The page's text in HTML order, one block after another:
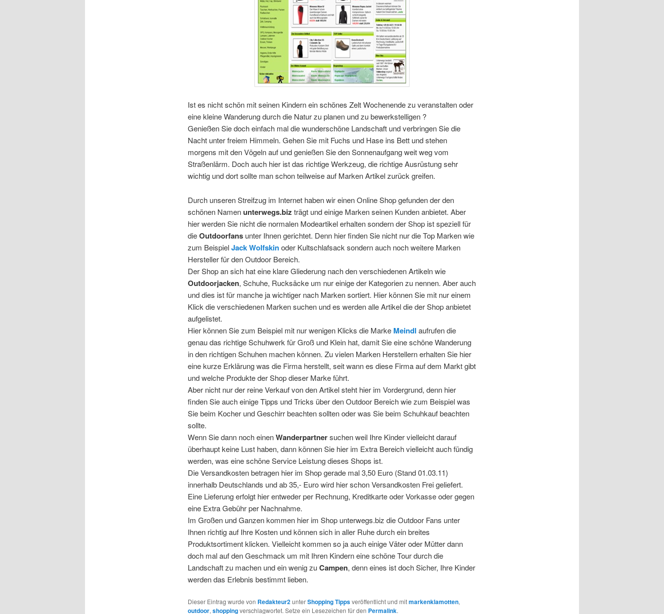
Ist es nicht schön mit seinen Kindern ein schönes Zelt Wochenende zu veranstalten oder
eine kleine Wanderung durch die Natur zu planen und zu bewerkstelligen ?
Genießen Sie doch einfach mal die wunderschöne Landschaft und verbringen Sie die
Nacht unter freiem Himmeln. Gehen Sie mit Fuchs und Hase ins Bett und stehen
morgens mit den Vögeln auf und genießen Sie den Sonnenaufgang weit weg vom
Straßenlärm. Doch auch hier ist das richtige Werkzeug, die richtige Ausrüstung sehr
wichtig und dort sollte man schon teilweise auf Marken Artikel zurück greifen.
Durch unseren Streifzug im Internet haben wir einen Online Shop gefunden der den
schönen Namenunterwegs.biz trägt und einige Marken seinen Kunden anbietet. Aber
hier werden Sie nicht die normalen Modeartikel erhalten sondern der Shop ist speziell für
dieOutdoorfansunter Ihnen gerichtet. Denn hier finden Sie nicht nur die Top Marken wie
zum BeispielJack Wolfskinoder Kultschlafsack sondern auch noch weitere Marken
Hersteller für den Outdoor Bereich.
Der Shop an sich hat eine klare Gliederung nach den verschiedenen Artikeln wie
Outdoorjacken, Schuhe, Rucksäcke um nur einige der Kategorien zu nennen. Aber auch
und dies ist für manche ja wichtiger nach Marken sortiert. Hier können Sie mit nur einem
Klick die verschiedenen Marken suchen und es werden alle Artikel die der Shop anbietet
aufgelistet.
Hier können Sie zum Beispiel mit nur wenigen Klicks die Marke Meindl aufrufen die
genau das richtige Schuhwerk für Groß und Klein hat, damit Sie eine schöne Wanderung
in den richtigen Schuhen machen können. Zu vielen Marken Herstellern erhalten Sie hier
eine kurze Erklärung was die Firma herstellt, seit wann es diese Firma auf dem Markt gibt
und welche Produkte der Shop dieser Marke führt.
Aber nicht nur der reine Verkauf von den Artikel steht hier im Vordergrund, denn hier
finden Sie auch einige Tipps und Tricks über den Outdoor Bereich wie zum Beispiel was
Sie beim Kocher und Geschirr beachten sollten oder was Sie beim Schuhkauf beachten
sollte.
Wenn Sie dann noch einenWanderpartnersuchen weil Ihre Kinder vielleicht darauf
überhaupt keine Lust haben, dann können Sie hier im Extra Bereich vielleicht auch fündig
werden, was eine schöne Service Leistung dieses Shops ist.
Die Versandkosten betragen hier im Shop gerade mal 3,50 Euro (Stand 01.03.11)
innerhalb Deutschlands und ab 35,- Euro wird hier schon Versandkosten Frei geliefert.
Eine Lieferung erfolgt hier entweder per Rechnung, Kreditkarte oder Vorkasse oder gegen
eine Extra Gebühr per Nachnahme.
Im Großen und Ganzen kommen hier im Shop unterwegs.biz die Outdoor Fans unter
Ihnen richtig auf Ihre Kosten und können sich in aller Ruhe durch ein breites
Produktsortiment klicken. Vielleicht kommen so ja auch einige Väter oder Mütter dann
doch mal auf den Geschmack um mit Ihren Kindern eine schöne Tour durch die
Landschaft zu machen und ein wenig zuCampen, denn eines ist doch Sicher, Ihre Kinder
werden das Erlebnis bestimmt lieben.
Dieser Eintrag wurde von Redakteur2unterShopping Tippsveröffentlicht und mitmarkenklamotten,
outdoor, shoppingverschlagwortet. Setze ein Lesezeichen für den Permalink.